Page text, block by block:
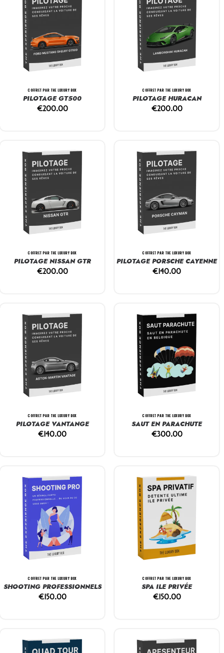
COFFRET PAR THE LUXURY BOX
PILOTAGE GT500
€200.00
COFFRET PAR THE LUXURY BOX
PILOTAGE HURACAN
€200.00
COFFRET PAR THE LUXURY BOX
PILOTAGE NISSAN GTR
€200.00
COFFRET PAR THE LUXURY BOX
PILOTAGE PORSCHE CAYENNE
€140.00
COFFRET PAR THE LUXURY BOX
PILOTAGE VANTANGE
€140.00
COFFRET PAR THE LUXURY BOX
SAUT EN PARACHUTE
€300.00
COFFRET PAR THE LUXURY BOX
SHOOTING PROFESSIONNELS
€150.00
COFFRET PAR THE LUXURY BOX
SPA ILE PRIVÉE
€150.00